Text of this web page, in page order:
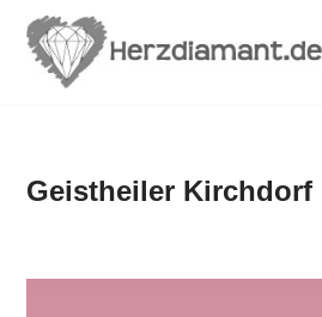
Zum
Geistheiler Kirchdorf